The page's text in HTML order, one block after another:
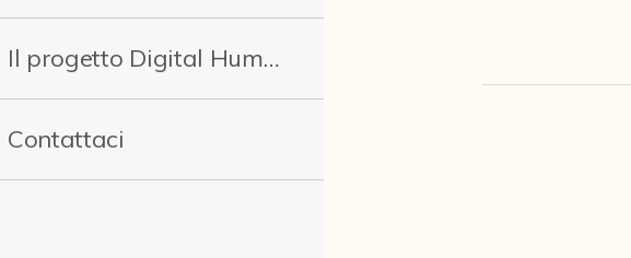
Il progetto Digital Humanities
Contattaci